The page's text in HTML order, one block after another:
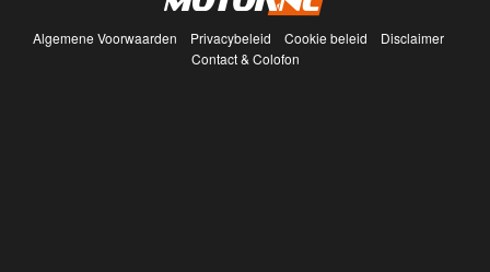
Algemene Voorwaarden Privacybeleid Cookie beleid
Disclaimer
Contact & Colofon